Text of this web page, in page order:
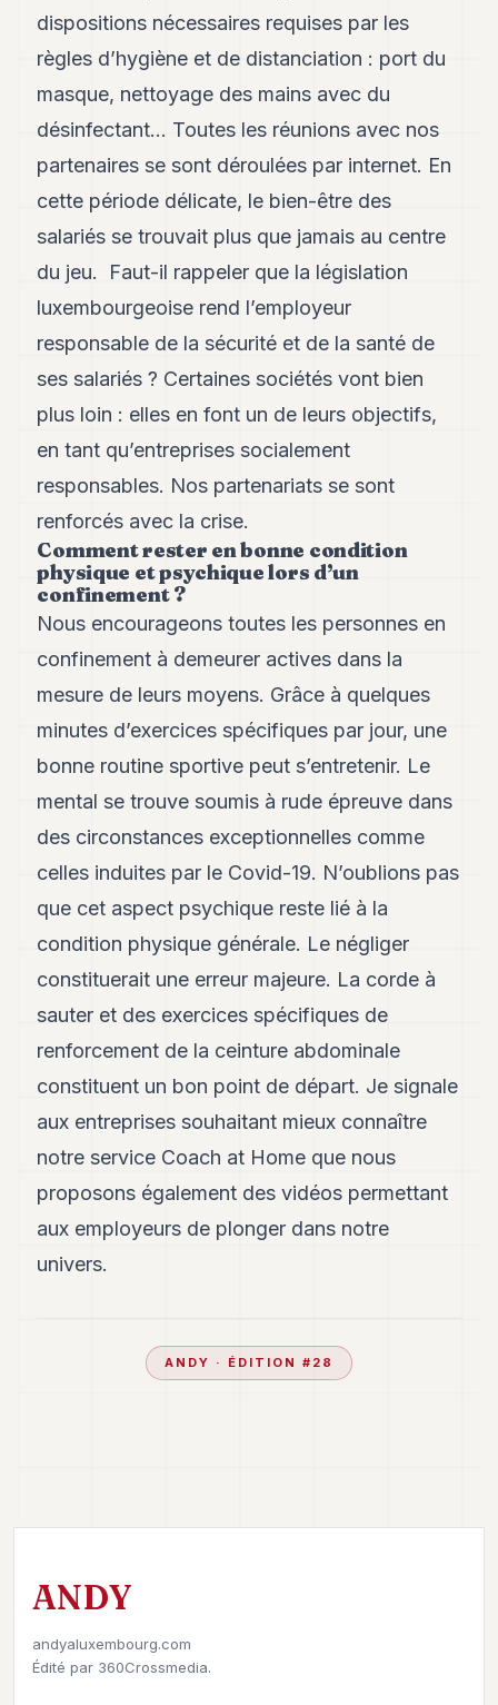
ASSOCIATIONS
CONTACT
S'ABONNER
FR
dispositions nécessaires requises par les
règles d’hygiène et de distanciation : port du
masque, nettoyage des mains avec du
désinfectant… Toutes les réunions avec nos
partenaires se sont déroulées par internet. En
cette période délicate, le bien-être des
salariés se trouvait plus que jamais au centre
du jeu. Faut-il rappeler que la législation
luxembourgeoise rend l’employeur
responsable de la sécurité et de la santé de
ses salariés ? Certaines sociétés vont bien
plus loin : elles en font un de leurs objectifs,
en tant qu’entreprises socialement
responsables. Nos partenariats se sont
renforcés avec la crise.
Comment rester en bonne condition
physique et psychique lors d’un
confinement ?
Nous encourageons toutes les personnes en
confinement à demeurer actives dans la
mesure de leurs moyens. Grâce à quelques
minutes d’exercices spécifiques par jour, une
bonne routine sportive peut s’entretenir. Le
mental se trouve soumis à rude épreuve dans
des circonstances exceptionnelles comme
celles induites par le Covid-19. N’oublions pas
que cet aspect psychique reste lié à la
condition physique générale. Le négliger
constituerait une erreur majeure. La corde à
sauter et des exercices spécifiques de
renforcement de la ceinture abdominale
constituent un bon point de départ. Je signale
aux entreprises souhaitant mieux connaître
notre service Coach at Home que nous
proposons également des vidéos permettant
aux employeurs de plonger dans notre
univers.
ANDY · ÉDITION # 28
ANDY
andyaluxembourg.com
Édité par 360Crossmedia.